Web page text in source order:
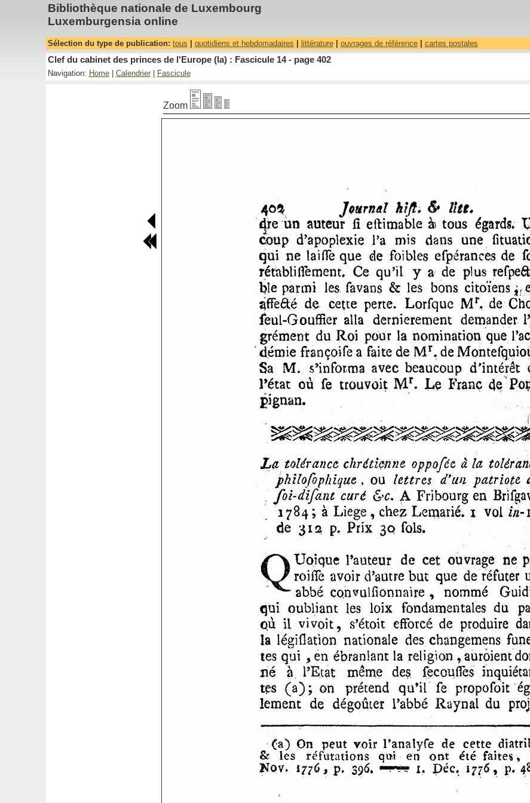
Bibliothèque nationale de Luxembourg
Luxemburgensia online
Sélection du type de publication: tous quotidiens et hebdomadaires littérature| ouvrages de référence| cartes postales
Clef du cabinet des princes de l'Europe (la) : Fascicule 14 - page 402
Navigation: Home| Calendrier| Fascicule
Zoom